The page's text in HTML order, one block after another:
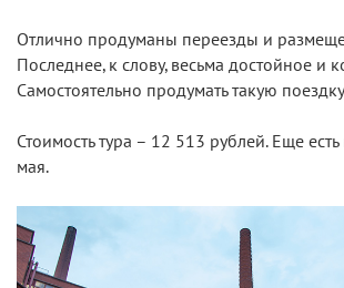
Отлично продуманы переезды и
Последнее, к слову, весьма достойное и
Самостоятельно продумать такую
Стоимость тура – 12 513 рублей. Еще
мая.